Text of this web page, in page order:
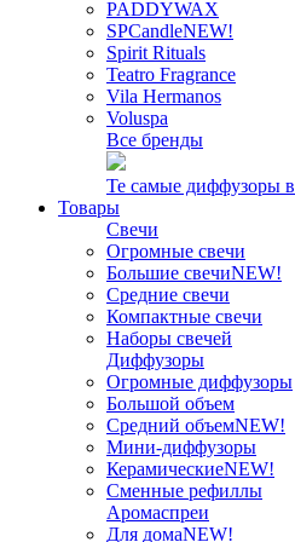
PADDYWAX
SPCandleNEW!
Spirit Rituals
Teatro Fragrance
Vila Hermanos
Voluspa
Все бренды
Те самые диффузоры
Товары
Свечи
Огромные свечи
Большие свечиNEW!
Средние свечи
Компактные свечи
Наборы свечей
Диффузоры
Огромные диффузоры
Большой объем
Средний объемNEW!
Мини-диффузоры
КерамическиеNEW!
Сменные рефиллы
Аромаспреи
Для домаNEW!